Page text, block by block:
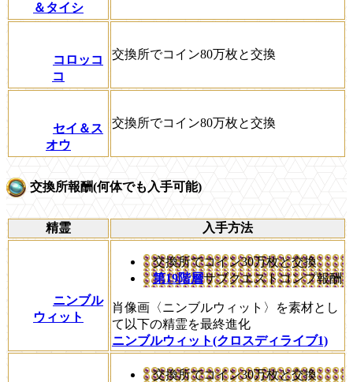
＆タイシ
コロッコ
コ
交換所でコイン80万枚と交換
セイ＆ス
オウ
交換所でコイン80万枚と交換
交換所報酬(何体でも入手可能)
精霊 入手方法
ニンブル
ウィット
交換所でコイン30万枚と交換
第19階層サブクエストコンプ報酬
肖像画〈ニンブルウィット〉を素材とし
て以下の精霊を最終進化
ニンブルウィット(クロスディライブ1)
交換所でコイン30万枚と交換